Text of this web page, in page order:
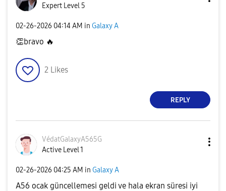
Expert Level 5
‎02-26-2026 04:14 AM in Galaxy A
👏bravo 🔥
2 Likes
REPLY
VédatGalaxyA565G
Active Level 1
‎02-26-2026 04:25 AM in Galaxy A
A56 ocak güncellemesi geldi ve hala ekran süresi iyi